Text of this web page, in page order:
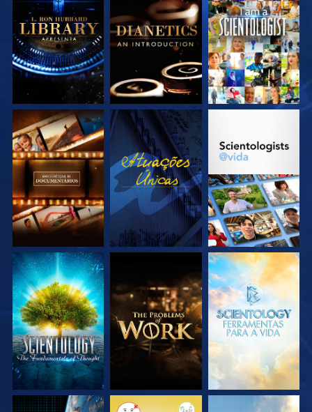
EXPLORE A SÉRIE EXPLORE A SÉRIE VEJA
EXPLORE A SÉRIE VEJA EXPLORE A SÉRIE
EXPLORE A SÉRIE EXPLORE A SÉRIE EXPLORE A SÉRIE